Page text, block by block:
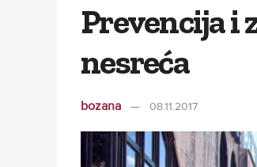
Prevencija i
nesreća
bozana 08.11.2017